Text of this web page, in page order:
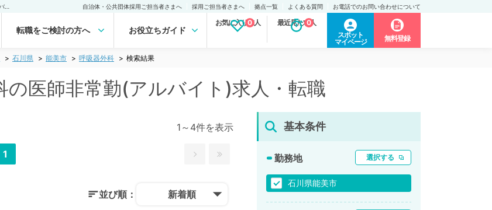
自治体・公共団体採用ご担当者さまへ 採用ご担当者さまへ 拠点一覧 よくある質問 お電話でのお問い合わせについて
転職をご検討の方へ お役立ちガイド
お気に入り求人
0 最近見た求人
0
スポット
マイページ
無料登録
石川県 能美市 呼吸器外科 検索結果
の医師非常勤(アルバイト)求人・転職
1～4件を表示
1
並び順： 新着順
基本条件
勤務地 選択する
石川県能美市